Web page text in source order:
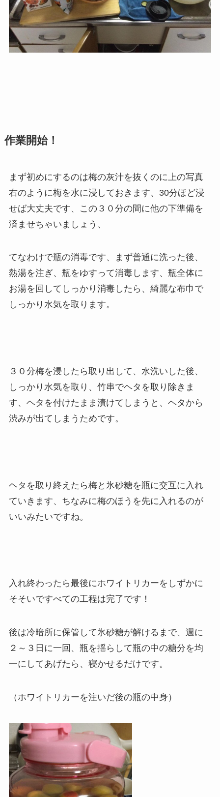
作業開始！
まず初めにするのは梅の灰汁を抜くのに上の写真
右のように梅を水に浸しておきます、30分ほど浸
せば大丈夫です、この３０分の間に他の下準備を
済ませちゃいましょう、
てなわけで瓶の消毒です、まず普通に洗った後、
熱湯を注ぎ、瓶をゆすって消毒します、瓶全体に
お湯を回してしっかり消毒したら、綺麗な布巾で
しっかり水気を取ります。
３０分梅を浸したら取り出して、水洗いした後、
しっかり水気を取り、竹串でヘタを取り除きま
す、ヘタを付けたまま漬けてしまうと、ヘタから
渋みが出てしまうためです。
ヘタを取り終えたら梅と氷砂糖を瓶に交互に入れ
ていきます、ちなみに梅のほうを先に入れるのが
いいみたいですね。
入れ終わったら最後にホワイトリカーをしずかに
そそいですべての工程は完了です！
後は冷暗所に保管して氷砂糖が解けるまで、週に
２～３日に一回、瓶を揺らして瓶の中の糖分を均
一にしてあげたら、寝かせるだけです。
（ホワイトリカーを注いだ後の瓶の中身）